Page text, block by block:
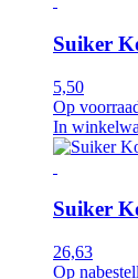
Suiker
5,50
Op
In
Suiker
26,63
Op